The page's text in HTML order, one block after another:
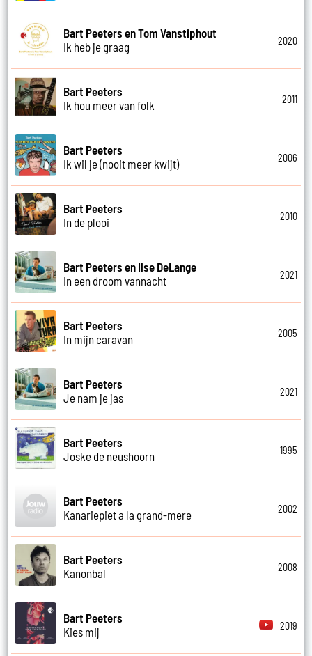
Bart Peeters en Tom Vanstiphout
Ik heb je graag
2020
Bart Peeters
Ik hou meer van folk
2011
Bart Peeters
Ik wil je (nooit meer kwijt)
2006
Bart Peeters
In de plooi
2010
Bart Peeters en Ilse DeLange
In een droom vannacht
2021
Bart Peeters
In mijn caravan
2005
Bart Peeters
Je nam je jas
2021
Bart Peeters
Joske de neushoorn
1995
Bart Peeters
Kanariepiet a la grand-mere
2002
Bart Peeters
Kanonbal
2008
Bart Peeters
Kies mij
2019